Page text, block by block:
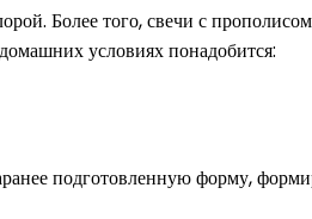
Более того, свечи с
условиях понадобится:
подготовленную форму,